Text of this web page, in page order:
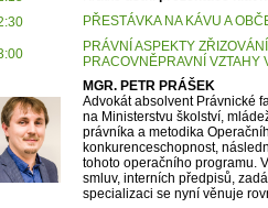
PŘESTÁVKA NA KÁVU A
PRÁVNÍ ASPEKTY
PRACOVNĚPRAVNÍ VZTAHY
MGR. PETR PRÁŠEK
Advokát absolvent Právnické
na Ministerstvu školství,
právníka a metodika
konkurenceschopnost,
tohoto operačního programu.
smluv, interních předpisů,
specializaci se nyní věnuje